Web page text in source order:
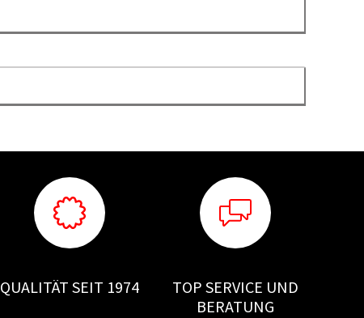
QUALITÄT SEIT 1974
TOP SERVICE UND
BERATUNG